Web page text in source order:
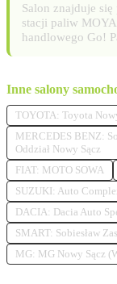
Salon znajduje
stacji paliw
handlowego Go!
Inne salony
TOYOTA: Toyota
MERCEDES BENZ:
Oddział Nowy Sącz
FIAT: MOTO SOWA
SUZUKI: Auto
DACIA: Dacia Auto
SMART: Sobiesław
MG: MG Nowy Sącz